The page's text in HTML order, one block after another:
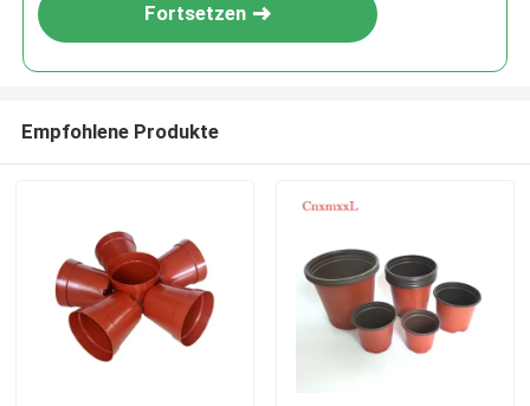
Fortsetzen
Empfohlene Produkte